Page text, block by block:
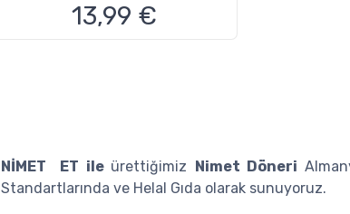
13,99 €
NİMET ET ile ürettiğimiz Nimet Döneri
Standartlarında ve Helal Gıda olarak sunuyoruz.